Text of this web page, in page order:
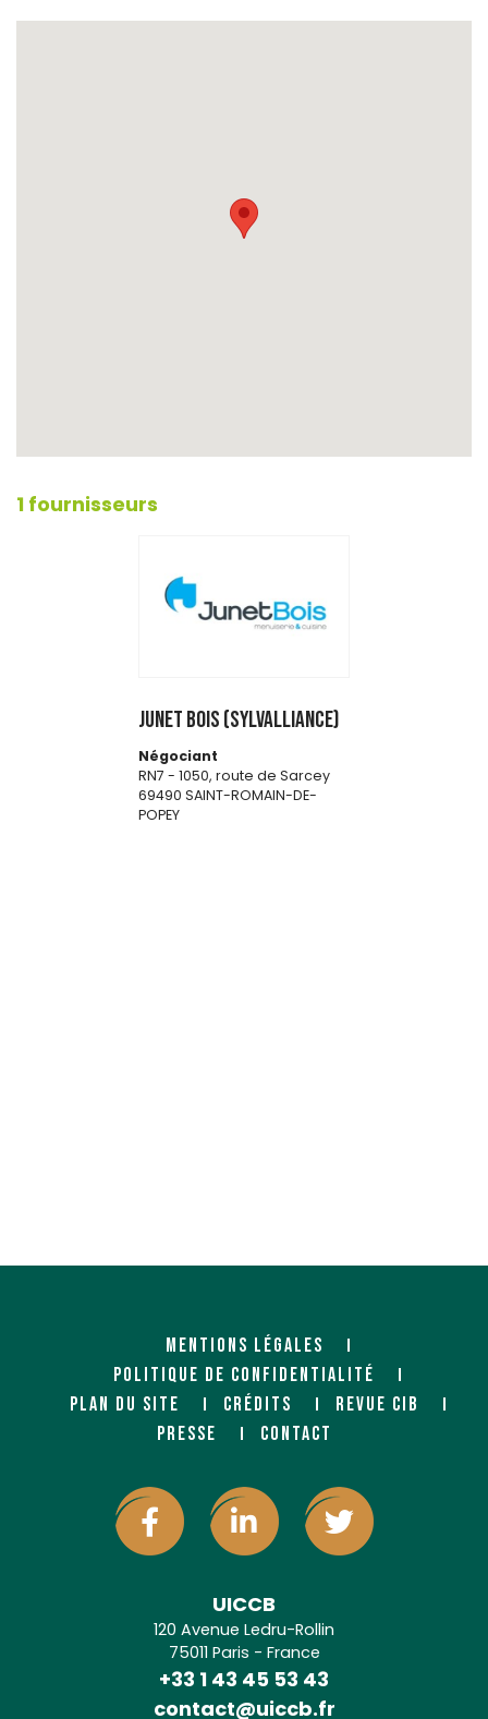
1 fournisseurs
JUNET BOIS (SYLVALLIANCE)
Négociant
RN7 - 1050, route de Sarcey
69490 SAINT-ROMAIN-DE-
POPEY
MENTIONS LÉGALES
POLITIQUE DE CONFIDENTIALITÉ
PLAN DU SITE
CRÉDITS
REVUE CIB
PRESSE
CONTACT
UICCB
120 Avenue Ledru-Rollin
75011 Paris - France
+33 1 43 45 53 43
contact@uiccb.fr